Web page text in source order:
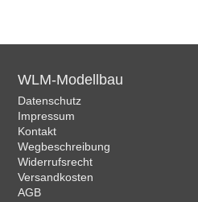
WLM-Modellbau
Datenschutz
Impressum
Kontakt
Wegbeschreibung
Widerrufsrecht
Versandkosten
AGB